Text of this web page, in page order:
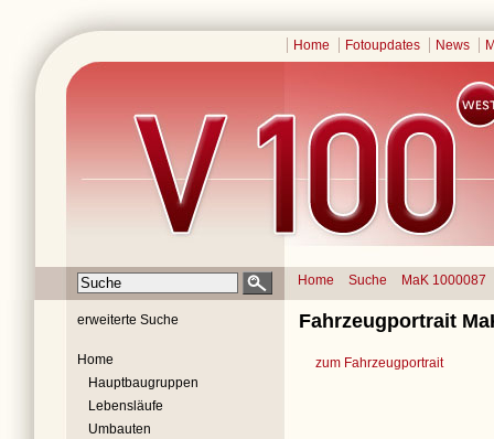
Home Fotoupdates News
Home Suche MaK 1000087
erweiterte Suche
Home
Hauptbaugruppen
Lebensläufe
Umbauten
Fahrzeugportrait
zum Fahrzeugportrait